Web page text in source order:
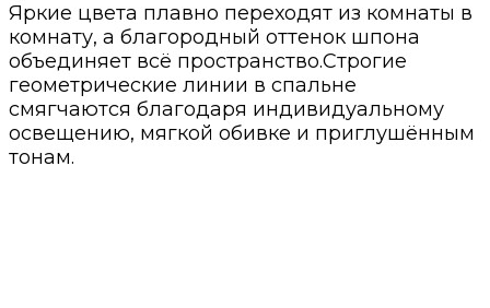
Яркие цвета плавно переходят из комнаты в
комнату, а благородный оттенок шпона
объединяет всё пространство.Строгие
геометрические линии в спальне
смягчаются благодаря индивидуальному
освещению, мягкой обивке и приглушённым
тонам.